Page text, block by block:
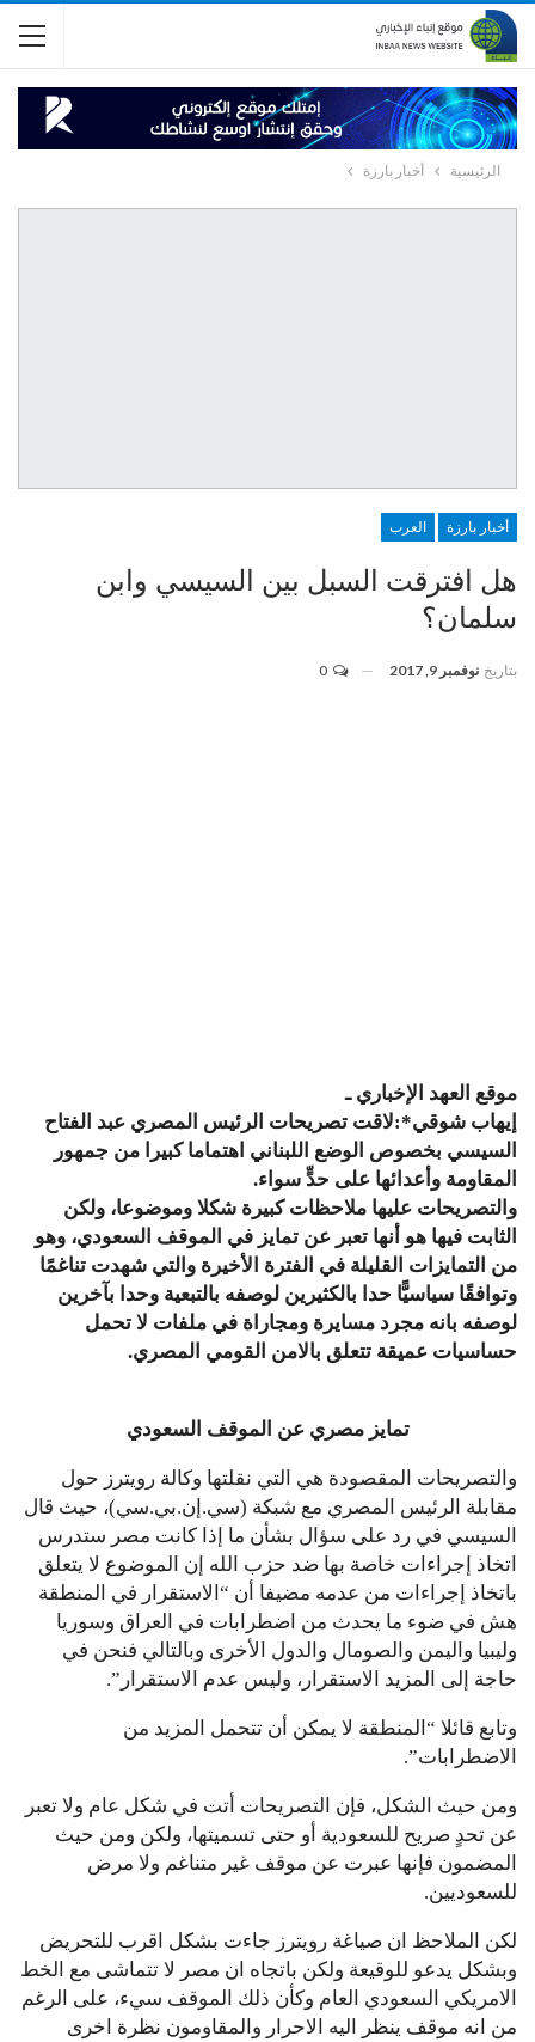
الرئيسية أخبار بارزة
أخبار بارزة العرب
هل افترقت السبل بين السيسي وابن
سلمان؟
بتاريخ نوفمبر 9, 2017
موقع العهد الإخباري ـ
إيهاب شوقي*:لاقت تصريحات الرئيس المصري عبد الفتاح
السيسي بخصوص الوضع اللبناني اهتماما كبيرا من جمهور
المقاومة وأعدائها على حدٍّ سواء.
والتصريحات عليها ملاحظات كبيرة شكلا وموضوعا، ولكن
الثابت فيها هو أنها تعبر عن تمايز في الموقف السعودي، وهو
من التمايزات القليلة في الفترة الأخيرة والتي شهدت تناغمًا
وتوافقًا سياسيًّا حدا بالكثيرين لوصفه بالتبعية وحدا بآخرين
لوصفه بانه مجرد مسايرة ومجاراة في ملفات لا تحمل
حساسيات عميقة تتعلق بالامن القومي المصري.
تمايز مصري عن الموقف السعودي
والتصريحات المقصودة هي التي نقلتها وكالة رويترز حول
مقابلة الرئيس المصري مع شبكة (سي.إن.بي.سي)، حيث قال
السيسي في رد على سؤال بشأن ما إذا كانت مصر ستدرس
اتخاذ إجراءات خاصة بها ضد حزب الله إن الموضوع لا يتعلق
باتخاذ إجراءات من عدمه مضيفا أن “الاستقرار في المنطقة
هش في ضوء ما يحدث من اضطرابات في العراق وسوريا
وليبيا واليمن والصومال والدول الأخرى وبالتالي فنحن في
حاجة إلى المزيد الاستقرار، وليس عدم الاستقرار”.
وتابع قائلا “المنطقة لا يمكن أن تتحمل المزيد من
الاضطرابات”.
ومن حيث الشكل، فإن التصريحات أتت في شكل عام ولا تعبر
عن تحدٍ صريح للسعودية أو حتى تسميتها، ولكن ومن حيث
المضمون فإنها عبرت عن موقف غير متناغم ولا مرض
للسعوديين.
لكن الملاحظ ان صياغة رويترز جاءت بشكل اقرب للتحريض
وبشكل يدعو للوقيعة ولكن باتجاه ان مصر لا تتماشى مع الخط
الامريكي السعودي العام وكأن ذلك الموقف سيء، على الرغم
من انه موقف ينظر اليه الاحرار والمقاومون نظرة اخرى